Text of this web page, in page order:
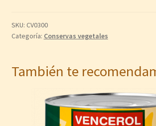
SKU: CV0300
Categoría: Conservas vegetales
También te